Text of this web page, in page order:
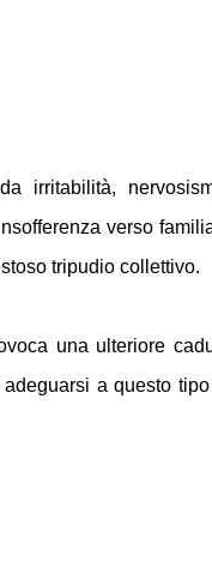
irritabilità,
verso
tripudio collettivo.
una ulteriore
a questo